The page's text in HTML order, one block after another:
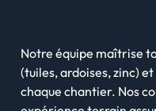
Notre équipe maîtrise
(tuiles, ardoises, zinc)
chaque chantier. Nos